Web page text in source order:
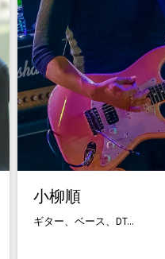
小柳順
ギター、ベース、DT...